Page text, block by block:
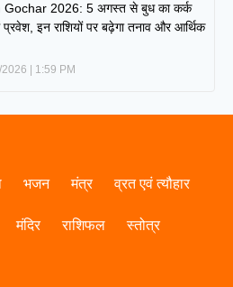
Gochar 2026: 5 अगस्त से बुध का कर्क
प्रवेश, इन राशियों पर बढ़ेगा तनाव और आर्थिक
1:59 PM
भजन मंत्र व्रत एवं त्यौहार
मंदिर राशिफल स्तोत्र